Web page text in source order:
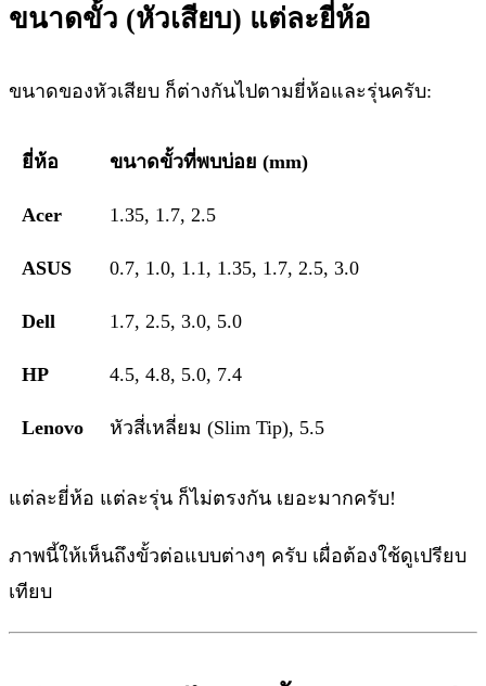
ขนาดขั้ว (หัวเสียบ) แต่ละยี่ห้อ
ขนาดของหัวเสียบ ก็ต่างกันไปตามยี่ห้อและรุ่นครับ:
ยี่ห้อ ขนาดขั้วที่พบบ่อย (mm)
Acer 1.35, 1.7, 2.5
ASUS 0.7, 1.0, 1.1, 1.35, 1.7, 2.5, 3.0
Dell 1.7, 2.5, 3.0, 5.0
HP 4.5, 4.8, 5.0, 7.4
Lenovo หัวสี่เหลี่ยม (Slim Tip), 5.5
แต่ละยี่ห้อ แต่ละรุ่น ก็ไม่ตรงกัน เยอะมากครับ!
ภาพนี้ให้เห็นถึงขั้วต่อแบบต่างๆ ครับ เผื่อต้องใช้ดูเปรียบ
เทียบ